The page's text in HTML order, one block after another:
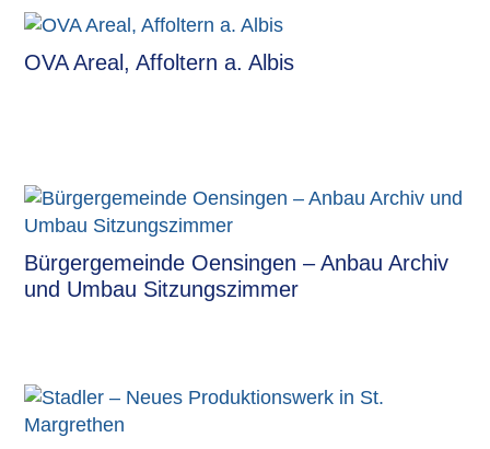
OVA Areal, Affoltern a. Albis
Bürgergemeinde Oensingen – Anbau Archiv
und Umbau Sitzungszimmer